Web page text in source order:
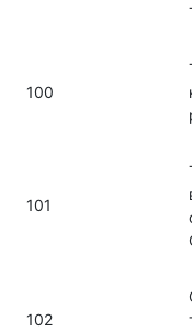
100
101
102